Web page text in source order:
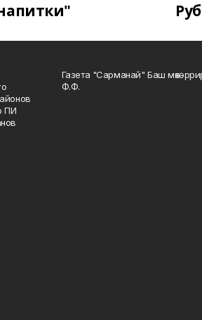
ПИ
Газета "Сарманай" Баш
Ф.Ф.